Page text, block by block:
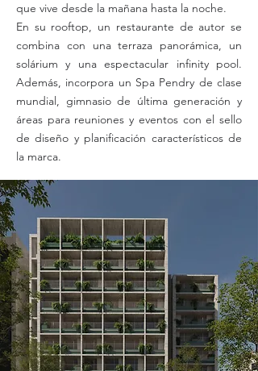
que vive desde la mañana hasta la noche.
En su rooftop, un restaurante de autor se
combina con una terraza panorámica, un
solárium y una espectacular infinity pool.
Además, incorpora un Spa Pendry de clase
mundial, gimnasio de última generación y
áreas para reuniones y eventos con el sello
de diseño y planificación característicos de
la marca.